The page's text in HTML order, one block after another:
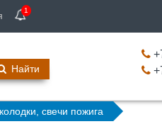
1
Найти
свечи пожига